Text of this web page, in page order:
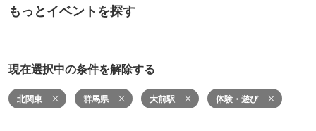
もっとイベントを探す
現在選択中の条件を解除する
北関東 群馬県 大前駅 体験・遊び